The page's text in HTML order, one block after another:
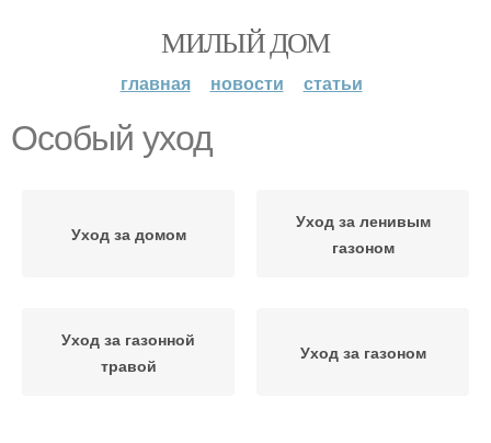
МИЛЫЙ ДОМ
главная новости статьи
Особый уход
Уход за домом
Уход за ленивым
газоном
Уход за газонной
травой
Уход за газоном